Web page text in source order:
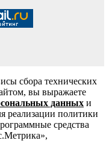
сбора технических
вы выражаете
данных и
реализации политики
средства